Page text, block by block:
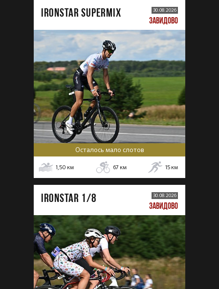
IRONSTAR SUPERMIX 30.08.2026
ЗАВИДОВО
Осталось мало слотов
1,50 км 67 км 15 км
IRONSTAR 1/8 30.08.2026
ЗАВИДОВО